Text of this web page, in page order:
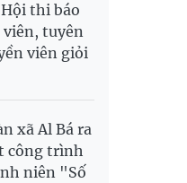
thi báo
viên, tuyên
viên giỏi
xã Al Bá ra
công trình
niên "Số